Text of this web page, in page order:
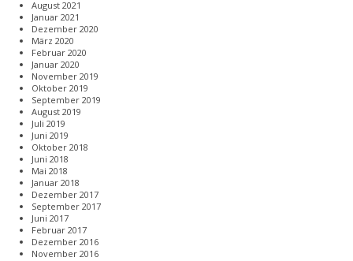
August 2021
Januar 2021
Dezember 2020
März 2020
Februar 2020
Januar 2020
November 2019
Oktober 2019
September 2019
August 2019
Juli 2019
Juni 2019
Oktober 2018
Juni 2018
Mai 2018
Januar 2018
Dezember 2017
September 2017
Juni 2017
Februar 2017
Dezember 2016
November 2016